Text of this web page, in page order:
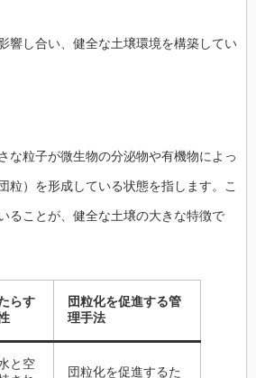
響し合い、健全な土壌環境を構築してい
な粒子が微生物の分泌物や有機物によっ
粒）を形成している状態を指します。こ
ることが、健全な土壌の大きな特徴で
らす
団粒化を促進する管
理手法
と空
団粒化を促進するた